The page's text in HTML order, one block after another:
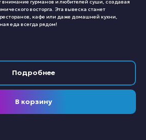
внимание гурманов и любителей суши, создавая
восторга. Эта вывеска станет
кафе или даже домашней кухни,
еда всегда рядом!
Подробнее
В корзину